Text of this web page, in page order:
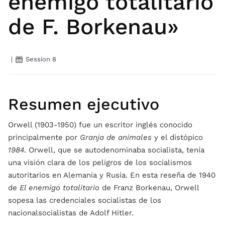
de F. Borkenau»
| Session 8
Resumen ejecutivo
Orwell (1903-1950) fue un escritor inglés conocido
principalmente por Granja de animales y el distópico
1984. Orwell, que se autodenominaba socialista, tenía
una visión clara de los peligros de los socialismos
autoritarios en Alemania y Rusia. En esta reseña de 1940
de El enemigo totalitario de Franz Borkenau, Orwell
sopesa las credenciales socialistas de los
nacionalsocialistas de Adolf Hitler.